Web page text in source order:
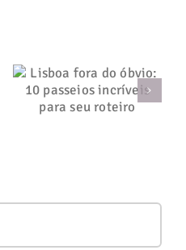
Lisboa fora do
óbvio: 10
passeios